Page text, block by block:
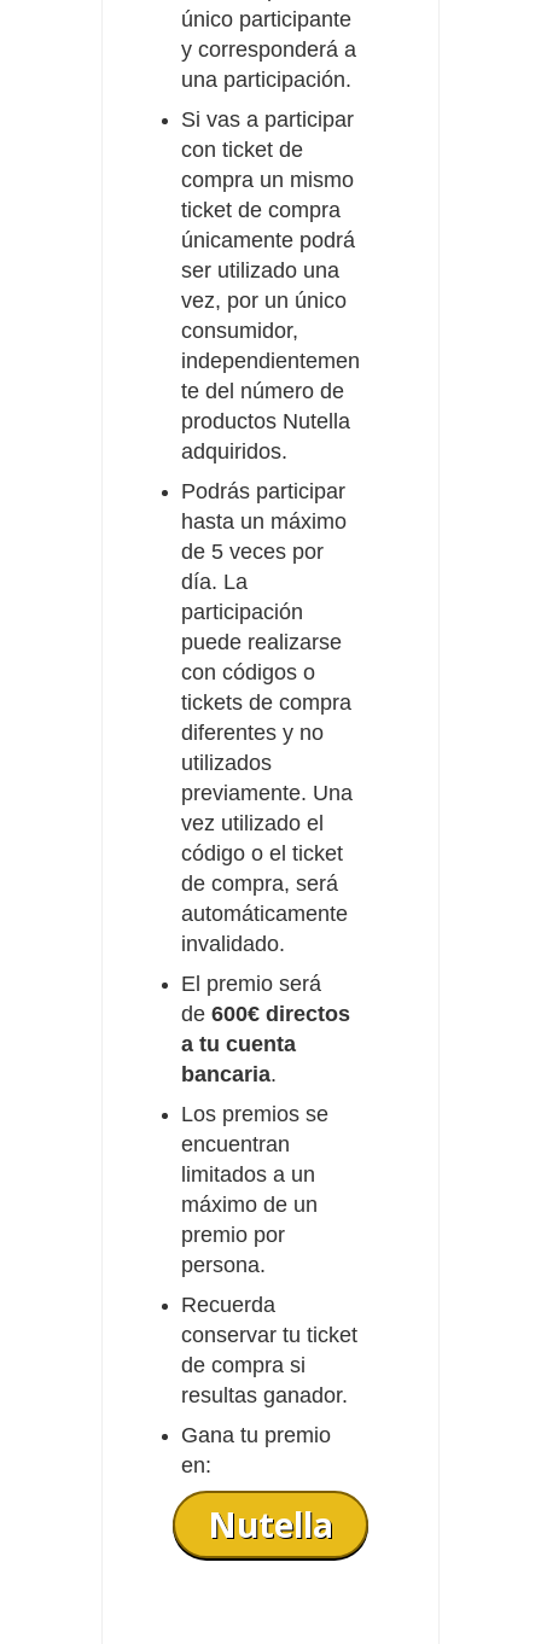
único participante
y corresponderá a
una participación.
Si vas a participar
con ticket de
compra un mismo
ticket de compra
únicamente podrá
ser utilizado una
vez, por un único
consumidor,
independientemen
te del número de
productos Nutella
adquiridos.
Podrás participar
hasta un máximo
de 5 veces por
día. La
participación
puede realizarse
con códigos o
tickets de compra
diferentes y no
utilizados
previamente. Una
vez utilizado el
código o el ticket
de compra, será
automáticamente
invalidado.
El premio será
de 600€ directos
a tu cuenta
bancaria.
Los premios se
encuentran
limitados a un
máximo de un
premio por
persona.
Recuerda
conservar tu ticket
de compra si
resultas ganador.
Gana tu premio
en:
Nutella